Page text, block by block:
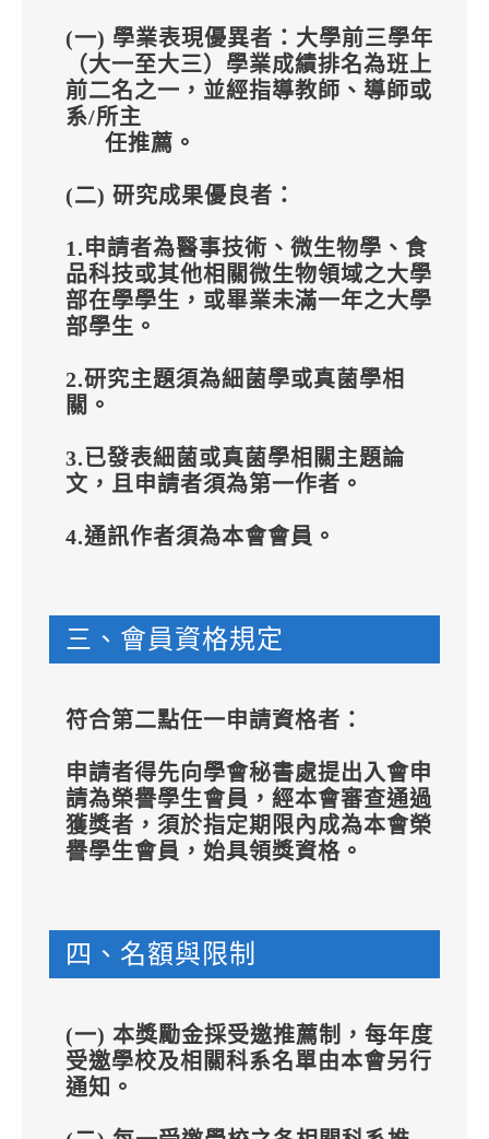
(一) 學業表現優異者：大學前三學年
（大一至大三）學業成績排名為班上
前二名之一，並經指導教師、導師或
系/所主
任推薦。
(二) 研究成果優良者：
1.申請者為醫事技術、微生物學、食
品科技或其他相關微生物領域之大學
部在學學生，或畢業未滿一年之大學
部學生。
2.研究主題須為細菌學或真菌學相
關。
3.已發表細菌或真菌學相關主題論
文，且申請者須為第一作者。
4.通訊作者須為本會會員。
三、會員資格規定
符合第二點任一申請資格者：
申請者得先向學會秘書處提出入會申
請為榮譽學生會員，經本會審查通過
獲獎者，須於指定期限內成為本會榮
譽學生會員，始具領獎資格。
四、名額與限制
(一) 本獎勵金採受邀推薦制，每年度
受邀學校及相關科系名單由本會另行
通知。